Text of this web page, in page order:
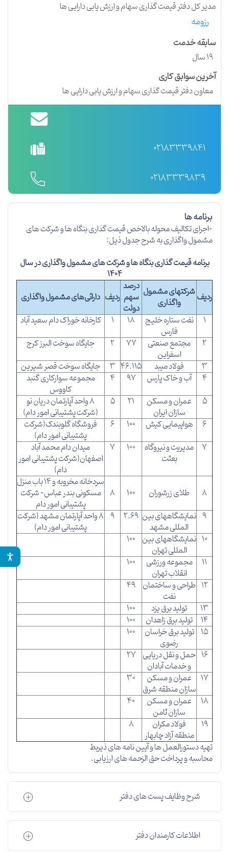
مدیر کل دفتر قیمت گذاری سهام و ارزش یابی دارایی ها
رزومه
سابقه خدمت
19 سال
آخرین سوابق کاری
معاون دفتر قیمت گذاری سهام و ارزش یابی دارایی ها
02183339841
02183339839
برنامه ها
-اجرای تکالیف محوله بالاخص قیمت گذاری بنگاه ها و شرکت های
مشمول واگذاری به شرح جدول ذیل:
برنامه قیمت گذاری بنگاه ها و شرکت های مشمول واگذاری در سال
1404
ردیفشرکتهای مشمول
واگذاری
درصد
سهم
دولت
ردیف دارائی‌های مشمول واگذاری
1
نفت ستاره خلیج
فارس
18
1 کارخانه خوراک دام سعید آباد
2
مجتمع صنعتی
اسفراین
77
2 جایگاه سوخت البرز کرج
3 فولاد میبد 46.115
3
جایگاه سوخت قصر شیرین
4
آب و خاک پارس 97
4
مجموعه سوارکاری گنبد
کاووس
5
عمران و مسکن
سازان ایران
21
5
8 واحد آپارتمان دریان نو
(شرکت پشتیبانی امور دام)
6
هواپیمایی کیش 100
6
فروشگاه گلوبندک(شرکت
پشتیبانی امور دام)
7
مدیریت و نیروگاه
بعثت
100
7
میدان دام محمد آباد
اصفهان(شرکت پشتیبانی امور
دام)
8 طلای زرشوران 100
8
سردخانه مخروبه و 14 باب منزل
مسکونی بندر عباس- شرکت
پشتیبانی امور دام
9 نمایشگاههای بین
المللی مشهد
2.69
9
8 واحد آپارتمان مشهد (شرکت
پشتیبانی امور دام)
10 نمایشگاههای بین
المللی تهران
100
11
مجموعه ورزشی
انقلاب تهران
100
12 طراحی و ساختمان
نفت
49
13 تولید برق یزد
100
14
تولید برق زاهدان
100
15
تولید برق خراسان
رضوی
100
16 حمل و نقل دریایی
و خدمات آبادان
27
17
عمران و مسکن
سازان منطقه شرق
30
18
عمران و مسکن
سازان ثامن
40
19
فولاد مکران
منطقه آزاد چابهار
8
تهیه دستورالعمل ها و آیین نامه های ذیربط
محاسبه و پرداخت حق الزحمه های ارزیابی.
شرح وظایف پست های دفتر
اطلاعات کارمندان دفتر